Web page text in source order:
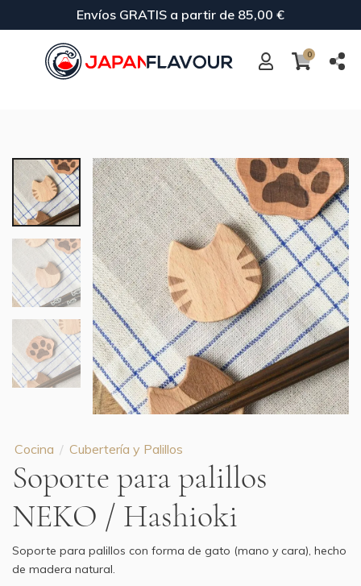
Envíos GRATIS a partir de 85,00 €
0
Cocina Cubertería y Palillos
Soporte para palillos
NEKO / Hashioki
Soporte para palillos con forma de gato (mano y cara), hecho
de madera natural.